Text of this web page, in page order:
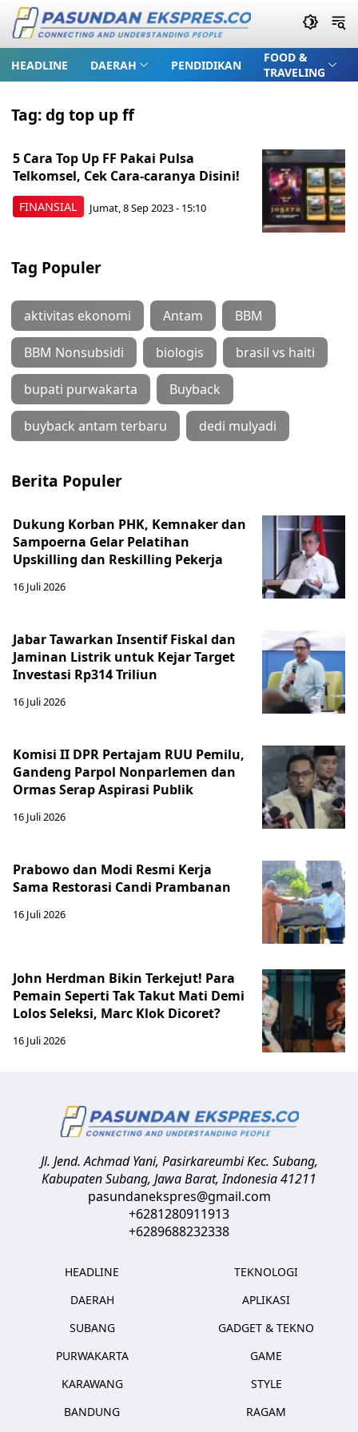
HEADLINE DAERAH PENDIDIKAN
FOOD &
TRAVELING
Tag:dg top up ff
FINANSIAL
5 Cara Top Up FF Pakai Pulsa
Telkomsel, Cek Cara-caranya Disini!
Jumat, 8 Sep 2023 - 15:10
Tag Populer
aktivitas ekonomi Antam BBM
BBM Nonsubsidi biologis brasil vs haiti
bupati purwakarta Buyback
buyback antam terbaru dedi mulyadi
Berita Populer
Dukung Korban PHK, Kemnaker dan
Sampoerna Gelar Pelatihan
Upskilling dan Reskilling Pekerja
16 Juli 2026
Jabar Tawarkan Insentif Fiskal dan
Jaminan Listrik untuk Kejar Target
Investasi Rp314 Triliun
16 Juli 2026
Komisi II DPR Pertajam RUU Pemilu,
Gandeng Parpol Nonparlemen dan
Ormas Serap Aspirasi Publik
16 Juli 2026
Prabowo dan Modi Resmi Kerja
Sama Restorasi Candi Prambanan
16 Juli 2026
John Herdman Bikin Terkejut! Para
Pemain Seperti Tak Takut Mati Demi
Lolos Seleksi, Marc Klok Dicoret?
16 Juli 2026
Jl. Jend. Achmad Yani, Pasirkareumbi Kec. Subang,
Kabupaten Subang, Jawa Barat,Indonesia41211
pasundanekspres@gmail.com
+6281280911913
+6289688232338
HEADLINE
DAERAH
SUBANG
PURWAKARTA
KARAWANG
BANDUNG
TEKNOLOGI
APLIKASI
GADGET & TEKNO
GAME
STYLE
RAGAM